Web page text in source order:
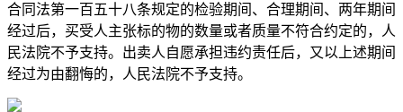
合同法第一百五十八条规定的检验期间、合理期间、两年期间
经过后，买受人主张标的物的数量或者质量不符合约定的，人
民法院不予支持。出卖人自愿承担违约责任后，又以上述期间
经过为由翻悔的，人民法院不予支持。